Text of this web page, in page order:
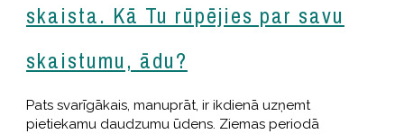
skaista. Kā Tu rūpējies par savu
skaistumu, ādu?
Pats svarīgākais, manuprāt, ir ikdienā uzņemt
pietiekamu daudzumu ūdens. Ziemas periodā